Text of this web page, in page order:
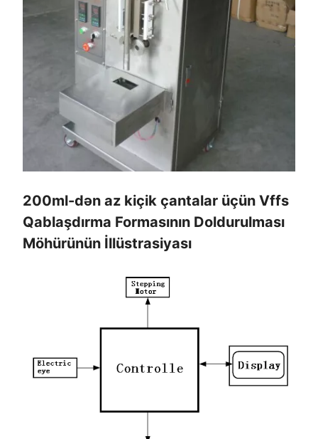
200ml-dən az kiçik çantalar üçün Vffs
Qablaşdırma Formasının Doldurulması
Möhürünün İllüstrasiyası